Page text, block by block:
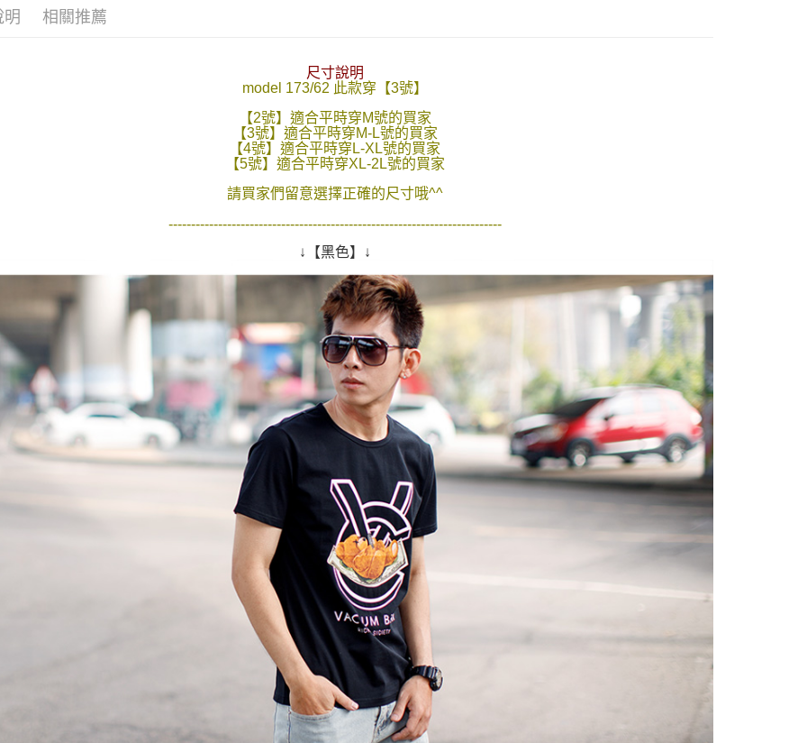
３．收到繳費通知簡訊後14天內，點擊此簡訊中的連結，可透過四大超商
／ATM／網路銀行／等多元方式進行付款，方視為交易完成。
絡購買商品的店家。未經商家同意取消之訂單仍視為有效，需透過AFTEE
先享後付繳納相關費用。
※ 交易是否成功請以「AFTEE先享後付 」之結帳頁面顯示為準，若有關於
是否繳費成功／繳費後需取消欲退款等相關疑問，請聯繫「AFTEE先享後
付客戶支援中心」 https://netprotections.freshdesk.com/support/home
交易，需依本服務之必要範圍內提供個人資料，並將交易相關給付款項請
２．關於個人資料處理事宜，請瀏覽以下網址：
https://aftee.tw/terms/#terms3
３．未成年的使用者請事先徵得法定代理人或監護人之同意方可使用
「AFTEE先享後付」，若未經同意申辦者引起之損失，本公司不負相關責
任。
４．使用「AFTEE先享後付」時，將依據個別帳號之用戶狀況，依本公司
即時審查核予不同之上限額度；若仍有額度不足之情形，本公司將視審查
結果請求用戶進行身份認證。
５．嚴禁一人註冊多個帳號或使用他人資訊註冊。若發現惡意使用之情
形，恩沛科技股份有限公司將有權停止該用戶之使用額度並採取法律行
動。
每筆NT$80，滿NT$1,800(含以上)免運費
7-11付款取貨
每筆NT$80，滿NT$1,800(含以上)免運費
先付款後7-11取貨
每筆NT$80，滿NT$1,800(含以上)免運費
宅配
每筆NT$120，滿NT$3,000(含以上)免運費
明 相關推薦
尺寸說明
model 173/62 此款穿【3號】
【2號】適合平時穿M號的買家
【3號】適合平時穿M-L號的買家
【4號】適合平時穿L-XL號的買家
【5號】適合平時穿XL-2L號的買家
請買家們留意選擇正確的尺寸哦^^
--------------------------------------------------------------------------
↓【黑色】↓